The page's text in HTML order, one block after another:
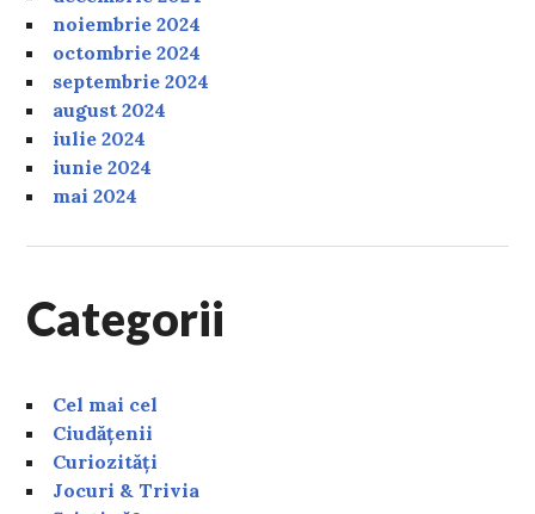
noiembrie 2024
octombrie 2024
septembrie 2024
august 2024
iulie 2024
iunie 2024
mai 2024
Categorii
Cel mai cel
Ciudățenii
Curiozități
Jocuri & Trivia